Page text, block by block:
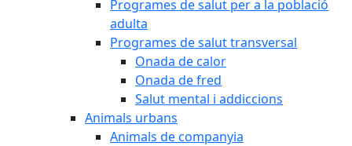
Programes de salut per a la població
adulta
Programes de salut transversal
Onada de calor
Onada de fred
Salut mental i addiccions
Animals urbans
Animals de companyia